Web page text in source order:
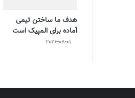
هدف ما ساختن تیمی
آماده برای المپیک است
2026-08-01